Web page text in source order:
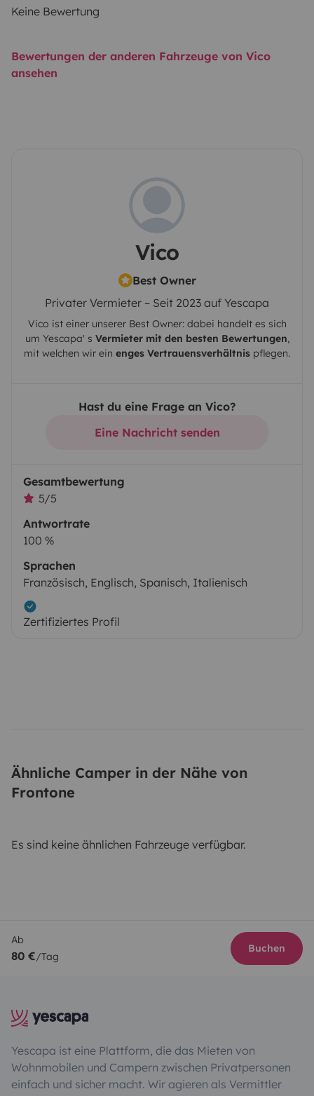
Keine Bewertung
Bewertungen der anderen Fahrzeuge von Vico
ansehen
Vico
Best Owner
Privater Vermieter – Seit 2023 auf Yescapa
Vico ist einer unserer Best Owner: dabei handelt es sich
um Yescapa' s Vermieter mit den besten Bewertungen,
mit welchen wir ein enges Vertrauensverhältnis pflegen.
Hast du eine Frage an Vico?
Eine Nachricht senden
Gesamtbewertung
5/5
Antwortrate
100 %
Sprachen
Französisch, Englisch, Spanisch, Italienisch
Zertifiziertes Profil
Ähnliche Camper in der Nähe von
Frontone
Es sind keine ähnlichen Fahrzeuge verfügbar.
Ab
80 €/Tag
Buchen
Yescapa ist eine Plattform, die das Mieten von
Wohnmobilen und Campern zwischen Privatpersonen
einfach und sicher macht. Wir agieren als Vermittler